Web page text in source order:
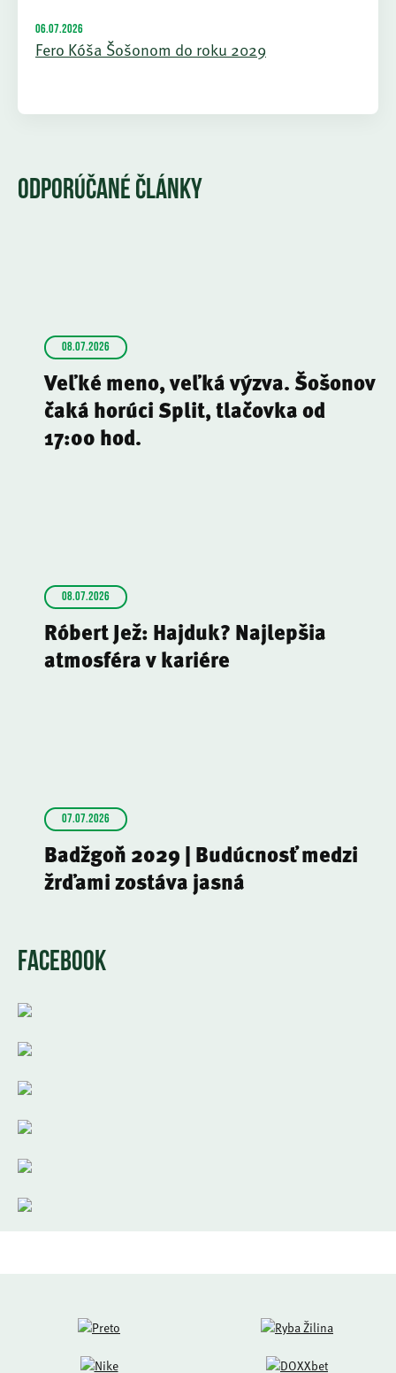
06.07.2026
Fero Kóša Šošonom do roku 2029
ODPORÚČANÉ ČLÁNKY
08.07.2026
Veľké meno, veľká výzva. Šošonov
čaká horúci Split, tlačovka od
17:00 hod.
08.07.2026
Róbert Jež: Hajduk? Najlepšia
atmosféra v kariére
07.07.2026
Badžgoň 2029 | Budúcnosť medzi
žrďami zostáva jasná
FACEBOOK